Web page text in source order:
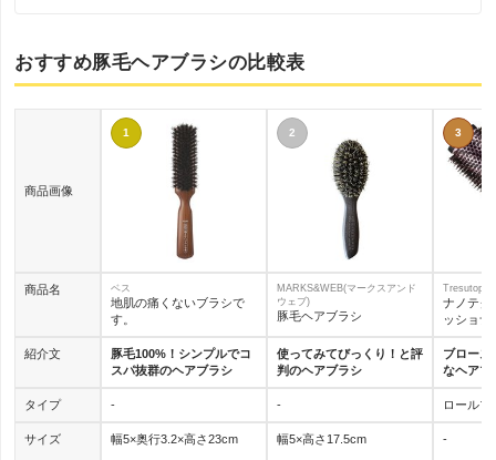
おすすめ豚毛ヘアブラシの比較表
商品画像
商品名
紹介文
タイプ
サイズ
1
ベス
地肌の痛くないブラシで
す。
豚毛100%！シンプルでコ
スパ抜群のヘアブラシ
-
幅5×奥行3.2×高さ23cm
2
MARKS&WEB(マークスアンド
ウェブ)
豚毛ヘアブラシ
使ってみてびっくり！と評
判のヘアブラシ
-
幅5×高さ17.5cm
3
Tresutopia
ナノテク
ッショナ
ブロース
なヘアブ
ロールブ
-